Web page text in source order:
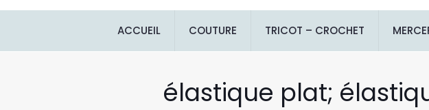
ACCUEIL COUTURE TRICOT – CROCHET
élastique plat;